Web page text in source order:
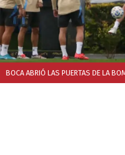
BOCA ABRIÓ LAS PUERTAS DE LA